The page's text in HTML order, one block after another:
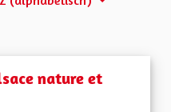
nature et